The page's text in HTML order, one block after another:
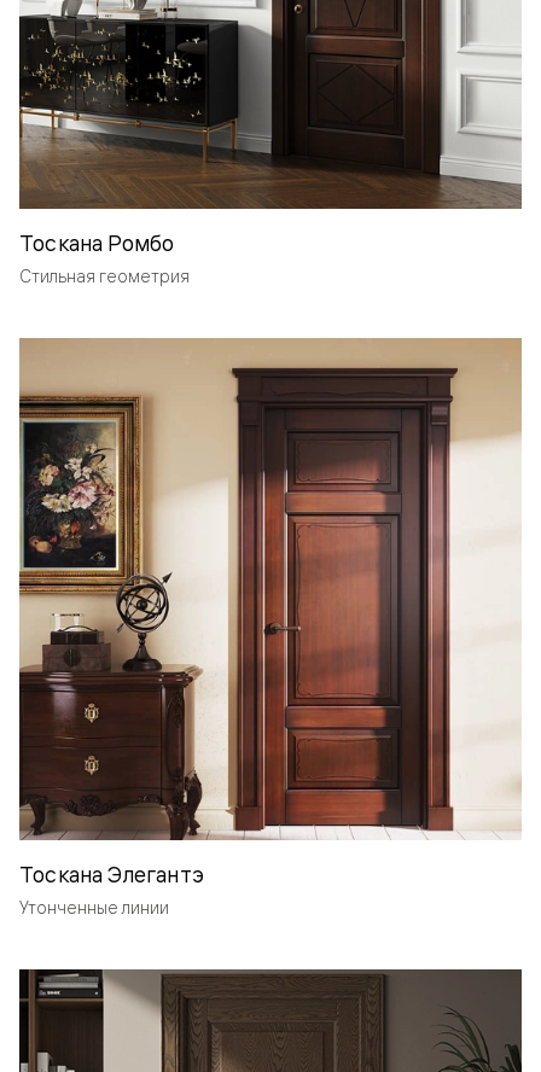
Тоскана Ромбо
Стильная геометрия
Тоскана Элегантэ
Утонченные линии